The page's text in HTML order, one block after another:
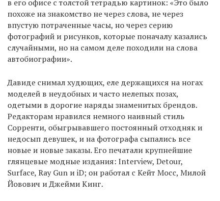
в его офисе с толстой тетрадью картинок: «Это было
похоже на знакомство не через слова, не через
впустую потраченные часы, но через серию
фотографий и рисунков, которые поначалу казались
случайными, но на самом деле походили на слова
автобиографии».
Давиде снимал худющих, еле держащихся на ногах
моделей в неудобных и часто нелепых позах,
одетыми в дорогие наряды знаменитых брендов.
Редакторам нравился немного наивный стиль
Сорренти, обыгрывавшего постоянный отходняк и
недосып девушек, и на фотографа сыпались все
новые и новые заказы. Его печатали крупнейшие
глянцевые модные издания: Interview, Detour,
Surface, Ray Gun и iD; он работал с Кейт Мосс, Милой
Йовович и Джейми Кинг.